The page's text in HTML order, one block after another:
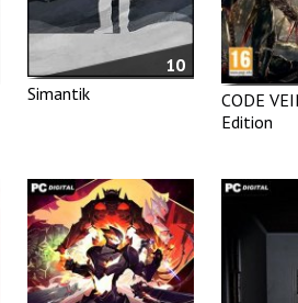
10
Simantik
CODE
Edition